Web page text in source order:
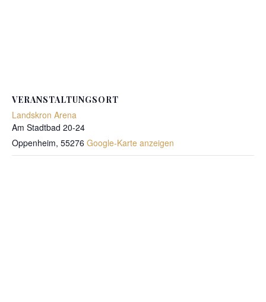
VERANSTALTUNGSORT
Landskron Arena
Am Stadtbad 20-24
Oppenheim, 55276 Google-Karte anzeigen